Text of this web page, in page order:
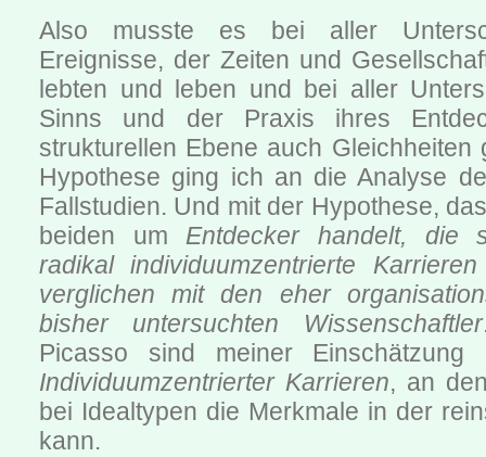
Also musste es bei aller
Ereignisse, der Zeiten und
lebten und leben und bei aller
Sinns und der Praxis ihres
strukturellen Ebene auch Gleichheiten
Hypothese ging ich an die Analyse
Fallstudien. Und mit der Hypothese,
beiden umEntdecker handelt, die
radikal individuumzentrierte
verglichen mit den eher
bisher untersuchten Wissenschaftler
Picasso sind meiner
Individuumzentrierter Karrieren, an
bei Idealtypen die Merkmale in der
kann.